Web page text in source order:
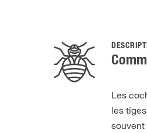
Les
les
souvent